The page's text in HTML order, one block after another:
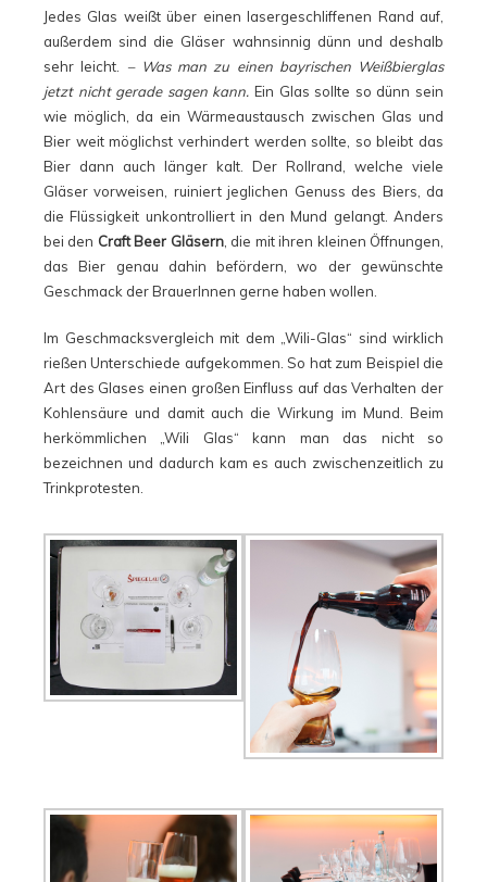
Jedes Glas weißt über einen lasergeschliffenen Rand auf,
außerdem sind die Gläser wahnsinnig dünn und deshalb
sehr leicht. – Was man zu einen bayrischen Weißbierglas
jetzt nicht gerade sagen kann. Ein Glas sollte so dünn sein
wie möglich, da ein Wärmeaustausch zwischen Glas und
Bier weit möglichst verhindert werden sollte, so bleibt das
Bier dann auch länger kalt. Der Rollrand, welche viele
Gläser vorweisen, ruiniert jeglichen Genuss des Biers, da
die Flüssigkeit unkontrolliert in den Mund gelangt. Anders
bei den Craft Beer Gläsern, die mit ihren kleinen Öffnungen,
das Bier genau dahin befördern, wo der gewünschte
Geschmack der BrauerInnen gerne haben wollen.
Im Geschmacksvergleich mit dem „Wili-Glas“ sind wirklich
rießen Unterschiede aufgekommen. So hat zum Beispiel die
Art des Glases einen großen Einfluss auf das Verhalten der
Kohlensäure und damit auch die Wirkung im Mund. Beim
herkömmlichen „Wili Glas“ kann man das nicht so
bezeichnen und dadurch kam es auch zwischenzeitlich zu
Trinkprotesten.